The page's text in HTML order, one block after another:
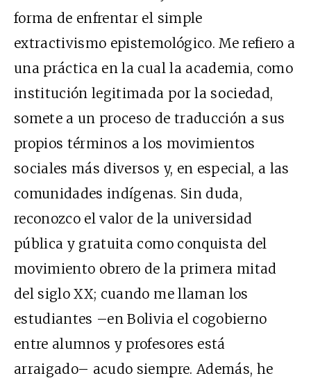
forma de enfrentar el simple
extractivismo epistemológico. Me refiero a
una práctica en la cual la academia, como
institución legitimada por la sociedad,
somete a un proceso de traducción a sus
propios términos a los movimientos
sociales más diversos y, en especial, a las
comunidades indígenas. Sin duda,
reconozco el valor de la universidad
pública y gratuita como conquista del
movimiento obrero de la primera mitad
del siglo XX; cuando me llaman los
estudiantes –en Bolivia el cogobierno
entre alumnos y profesores está
arraigado– acudo siempre. Además, he